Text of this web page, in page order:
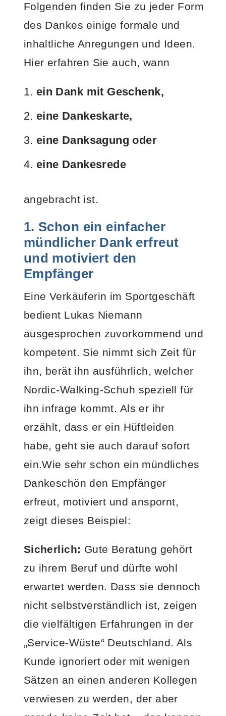
Folgenden finden Sie zu jeder Form
des Dankes einige formale und
inhaltliche Anregungen und Ideen.
Hier erfahren Sie auch, wann
ein Dank mit Geschenk,
eine Dankeskarte,
eine Danksagung oder
eine Dankesrede
angebracht ist.
1. Schon ein einfacher
mündlicher Dank erfreut
und motiviert den
Empfänger
Eine Verkäuferin im Sportgeschäft
bedient Lukas Niemann
ausgesprochen zuvorkommend und
kompetent. Sie nimmt sich Zeit für
ihn, berät ihn ausführlich, welcher
Nordic-Walking-Schuh speziell für
ihn infrage kommt. Als er ihr
erzählt, dass er ein Hüftleiden
habe, geht sie auch darauf sofort
ein.Wie sehr schon ein mündliches
Dankeschön den Empfänger
erfreut, motiviert und anspornt,
zeigt dieses Beispiel:
Sicherlich: Gute Beratung gehört
zu ihrem Beruf und dürfte wohl
erwartet werden. Dass sie dennoch
nicht selbstverständlich ist, zeigen
die vielfältigen Erfahrungen in der
„Service-Wüste“ Deutschland. Als
Kunde ignoriert oder mit wenigen
Sätzen an einen anderen Kollegen
verwiesen zu werden, der aber